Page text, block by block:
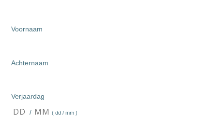
Voornaam
Achternaam
Verjaardag
/ ( dd / mm )